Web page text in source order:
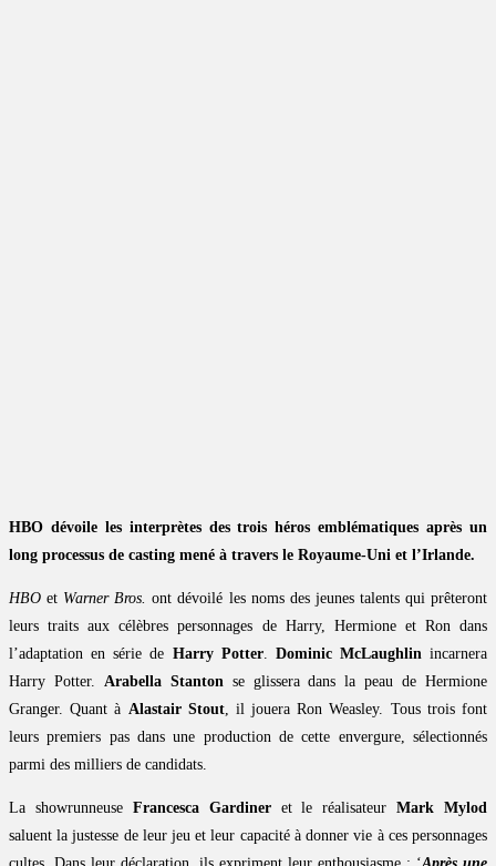
HBO dévoile les interprètes des trois héros emblématiques après un
long processus de casting mené à travers le Royaume-Uni et l’Irlande.
HBO et Warner Bros. ont dévoilé les noms des jeunes talents qui prêteront
leurs traits aux célèbres personnages de Harry, Hermione et Ron dans
l’adaptation en série de Harry Potter. Dominic McLaughlinincarnera
Harry Potter. Arabella Stantonse glissera dans la peau de Hermione
Granger. Quant à Alastair Stout, il jouera Ron Weasley. Tous trois font
leurs premiers pas dans une production de cette envergure, sélectionnés
parmi des milliers de candidats.
La showrunneuse Francesca Gardineret le réalisateurMark Mylod
saluent la justesse de leur jeu et leur capacité à donner vie à ces personnages